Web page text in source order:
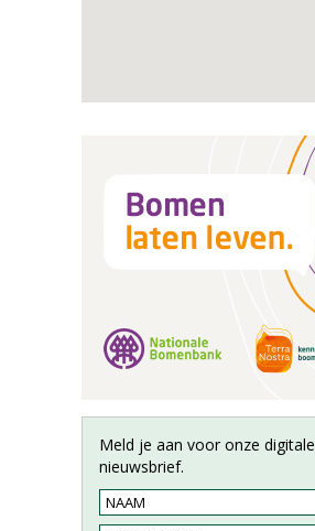
Meld je aan voor onze digitale
nieuwsbrief.